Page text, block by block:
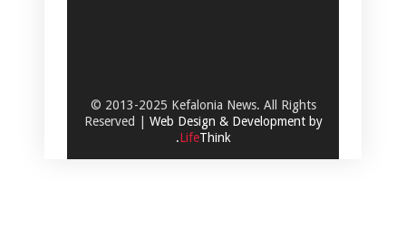
© 2013-2025 Kefalonia News. All Rights
Reserved | Web Design & Development by
.LifeThink